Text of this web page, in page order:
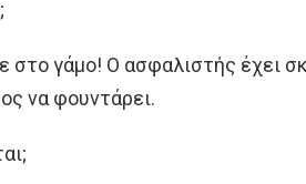
στο γάμο! Ο ασφαλιστής έχει
να φουντάρει.